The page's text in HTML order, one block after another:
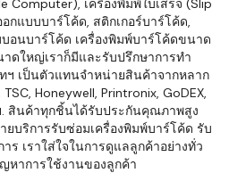
Computer), เครื่องพิมพ์ใบเสร็จ (Slip
กแบบบาร์โค้ด, สติกเกอร์บาร์โค้ด,
อนบาร์โค้ด เครื่องพิมพ์บาร์โค้ดขนาด
ดใหญ่เราก็มีและรับปรึกษาการทำ
เป็นตัวแทนจำหน่ายสินค้าจากหลาก
Honeywell, Printronix, GoDEX,
. สินค้าทุกชิ้นได้รับประกันคุณภาพสูง
บริการรับซ่อมเครื่องพิมพ์บาร์โค้ด รับ
ร เราใส่ใจในการดูแลลูกค้าอย่างทั่ว
หาการใช้งานของลูกค้า